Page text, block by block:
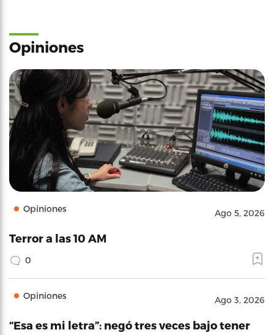
Opiniones
Opiniones Ago 5, 2026
Terror a las 10 AM
0
Opiniones Ago 3, 2026
“Esa es mi letra”: negó tres veces bajo tener